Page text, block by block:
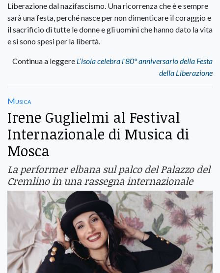
Liberazione dal nazifascismo. Una ricorrenza che è e sempre
sarà una festa, perché nasce per non dimenticare il coraggio e
il sacrificio di tutte le donne e gli uomini che hanno dato la vita
e si sono spesi per la libertà.
Continua a leggere L’isola celebra l’80° anniversario della Festa
della Liberazione
Musica
Irene Guglielmi al Festival
Internazionale di Musica di
Mosca
La performer elbana sul palco del Palazzo del
Cremlino in una rassegna internazionale